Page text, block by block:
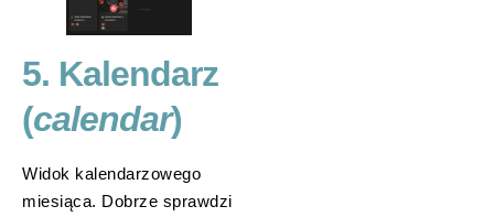
5. Kalendarz
(calendar)
Widok kalendarzowego
miesiąca. Dobrze sprawdzi